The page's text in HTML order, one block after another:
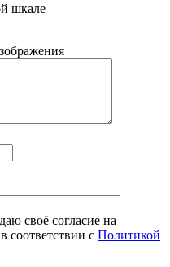
шкале
своё согласие на
в соответствии с Политикой